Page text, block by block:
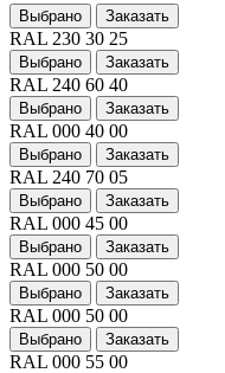
Выбрано Заказать
RAL 230 30 25
Выбрано Заказать
RAL 240 60 40
Выбрано Заказать
RAL 000 40 00
Выбрано Заказать
RAL 240 70 05
Выбрано Заказать
RAL 000 45 00
Выбрано Заказать
RAL 000 50 00
Выбрано Заказать
RAL 000 50 00
Выбрано Заказать
RAL 000 55 00